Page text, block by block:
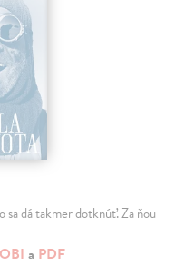
sa dá takmer dotknúť. Za ňou
a PDF